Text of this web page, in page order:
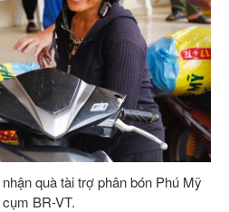
quà tài trợ phân bón Phú Mỹ
BR-VT.